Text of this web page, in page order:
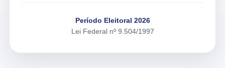
Período Eleitoral 2026
Lei Federal nº 9.504/1997